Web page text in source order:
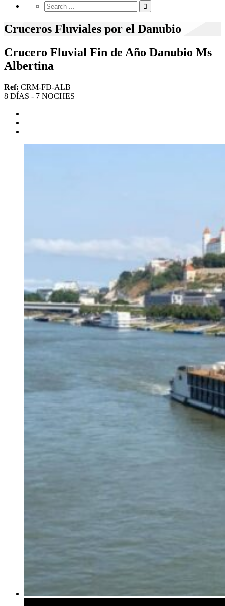
Cruceros Fluviales por el Danubio
Crucero Fluvial Fin de Año Danubio Ms
Albertina
Ref: CRM-FD-ALB
8 DÍAS - 7 NOCHES